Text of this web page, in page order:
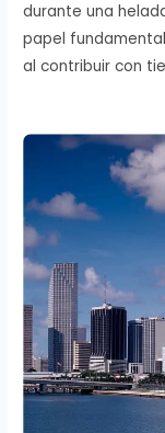
durante una
papel
al contribuir con